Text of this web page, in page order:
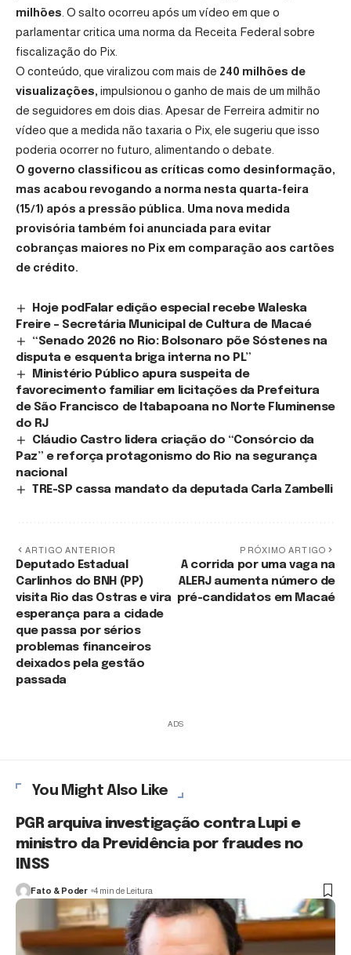
milhões . O salto ocorreu após um vídeo em que o
parlamentar critica uma norma da Receita Federal sobre
fiscalização do Pix.
O conteúdo, que viralizou com mais de 240 milhões de
visualizações, impulsionou o ganho de mais de um milhão
de seguidores em dois dias. Apesar de Ferreira admitir no
vídeo que a medida não taxaria o Pix, ele sugeriu que isso
poderia ocorrer no futuro, alimentando o debate.
O governo classificou as críticas como desinformação,
mas acabou revogando a norma nesta quarta-feira
(15/1) após a pressão pública. Uma nova medida
provisória também foi anunciada para evitar
cobranças maiores no Pix em comparação aos cartões
de crédito.
Hoje podFalar edição especial recebe Waleska
Freire – Secretária Municipal de Cultura de Macaé
“Senado 2026 no Rio: Bolsonaro põe Sóstenes na
disputa e esquenta briga interna no PL”
Ministério Público apura suspeita de
favorecimento familiar em licitações da Prefeitura
de São Francisco de Itabapoana no Norte Fluminense
do RJ
Cláudio Castro lidera criação do “Consórcio da
Paz” e reforça protagonismo do Rio na segurança
nacional
TRE-SP cassa mandato da deputada Carla Zambelli
ARTIGO ANTERIOR
Deputado Estadual
Carlinhos do BNH (PP)
visita Rio das Ostras e vira
esperança para a cidade
que passa por sérios
problemas financeiros
deixados pela gestão
passada
PRÓXIMO ARTIGO
A corrida por uma vaga na
ALERJ aumenta número de
pré-candidatos em Macaé
ADS
You Might Also Like
PGR arquiva investigação contra Lupi e
ministro da Previdência por fraudes no
INSS
Fato & Poder 4 min de Leitura